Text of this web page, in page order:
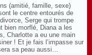
(amitié, famille, sexe)
le centre entourés de
Serge qui trompe
bien morflé, Diana a les
Charlotte a eu une main
! Et je fais l’impasse sur
sa peau aussi…